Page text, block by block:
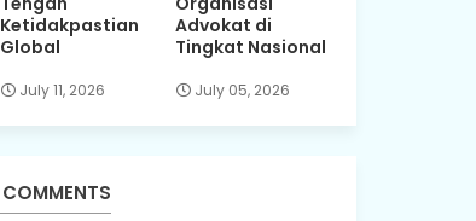
Ketidakpastian
Global
July 11, 2026
Advokat di
Tingkat Nasional
July 05, 2026
COMMENTS